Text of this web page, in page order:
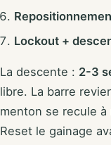
Lockout +
La descente : 2-3
libre. La barre
menton se recule
Reset le gainage